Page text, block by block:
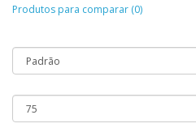
Produtos para comparar (0)